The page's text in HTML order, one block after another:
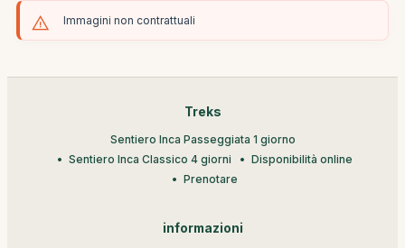
Immagini non contrattuali
Treks
Sentiero Inca Passeggiata 1 giorno
Sentiero Inca Classico 4 giorni
Disponibilità online
Prenotare
informazioni